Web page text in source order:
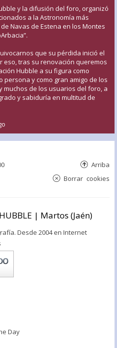
y la difusión del foro, organizó
a la Astronomía más
Navas de Estena en los Montes
que su pérdida inició el
eso, tras su renovación queremos
Hubble a su figura como
persona y como gran amigo de los
de los usuarios del foro, a
y sabiduría en multitud de
Arriba
Borrar cookies
| Martos (Jaén)
Desde 2004 en Internet
Day